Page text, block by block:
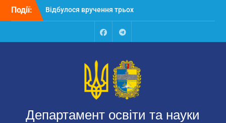
Перейти
Події:
Відбулося засідання
освіти та науки обласної
відповідальних за
національно-патріотичне
FacebookTalegram
Департамент освіти та науки